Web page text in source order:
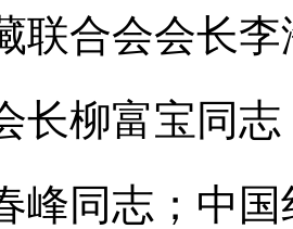
联合会会长
长柳富宝同
峰同志；中